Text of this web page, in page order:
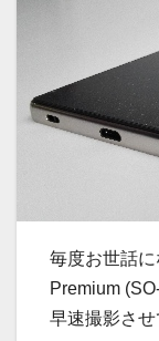
毎度お世話
Premium
早速撮影させ